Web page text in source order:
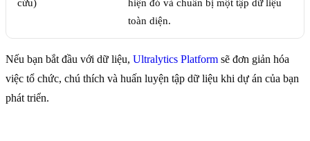
cứu)
hiện đó và chuẩn bị một tập dữ liệu
toàn diện.
Nếu bạn bắt đầu với dữ liệu, Ultralytics Platform sẽ đơn giản hóa
việc tổ chức, chú thích và huấn luyện tập dữ liệu khi dự án của bạn
phát triển.